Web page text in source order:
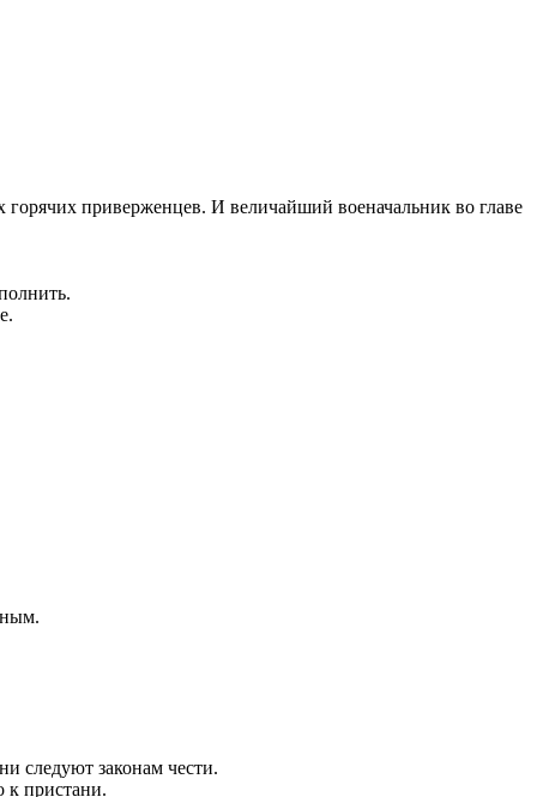
горячих приверженцев. И величайший военачальник во главе
следуют законам чести.
к пристани.